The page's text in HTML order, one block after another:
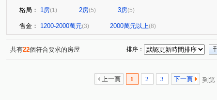
格局： 1房(1) 2房(5) 3房(5)
售金： 1200-2000萬元(3) 2000萬元以上(8)
共有22個符合要求的房屋 排序：
上一頁 1 2 3 下一頁 到第